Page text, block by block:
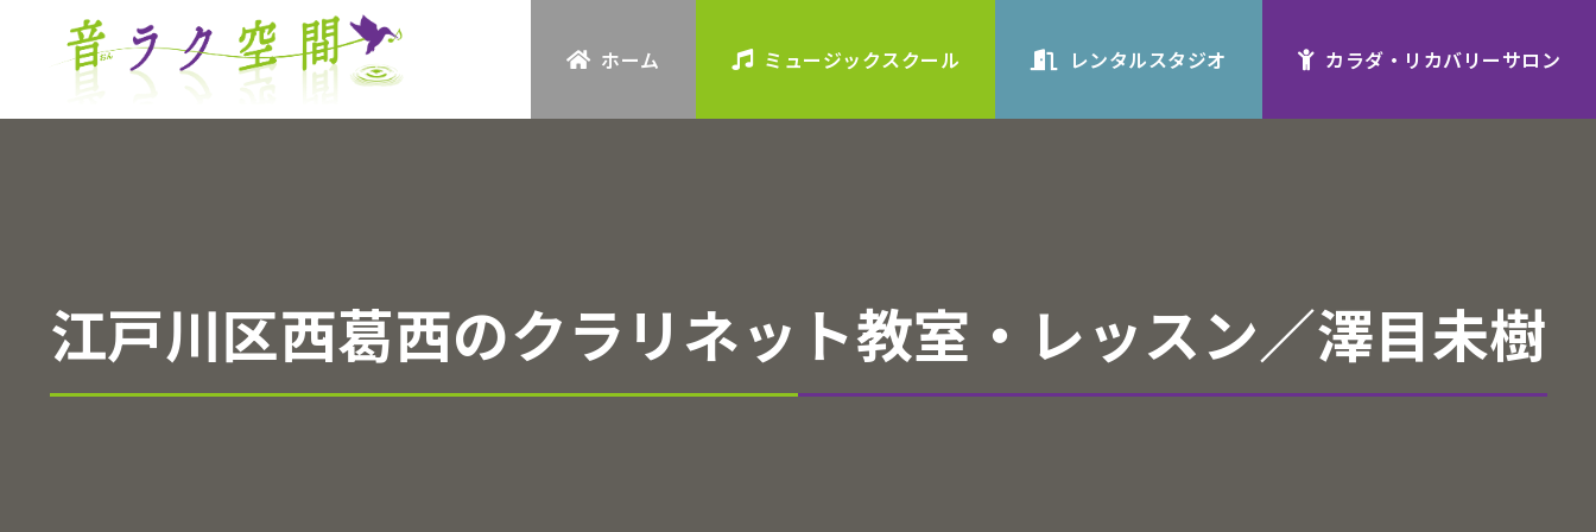
ホーム ミュージックスクール レンタルスタジオ カラダ・リカバリーサロン
江戸川区西葛西のクラリネット教室・レッスン／澤目未樹